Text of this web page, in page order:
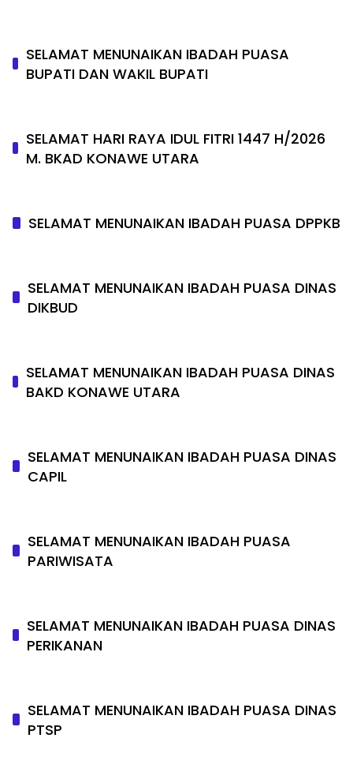
SELAMAT MENUNAIKAN IBADAH PUASA
BUPATI DAN WAKIL BUPATI
SELAMAT HARI RAYA IDUL FITRI 1447 H/2026
M. BKAD KONAWE UTARA
SELAMAT MENUNAIKAN IBADAH PUASA DPPKB
SELAMAT MENUNAIKAN IBADAH PUASA DINAS
DIKBUD
SELAMAT MENUNAIKAN IBADAH PUASA DINAS
BAKD KONAWE UTARA
SELAMAT MENUNAIKAN IBADAH PUASA DINAS
CAPIL
SELAMAT MENUNAIKAN IBADAH PUASA
PARIWISATA
SELAMAT MENUNAIKAN IBADAH PUASA DINAS
PERIKANAN
SELAMAT MENUNAIKAN IBADAH PUASA DINAS
PTSP